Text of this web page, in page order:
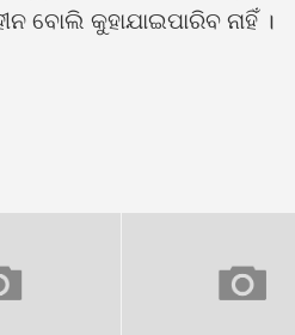
ବୋଲି କୁହାଯାଇପାରିବ ନାହିଁ ।